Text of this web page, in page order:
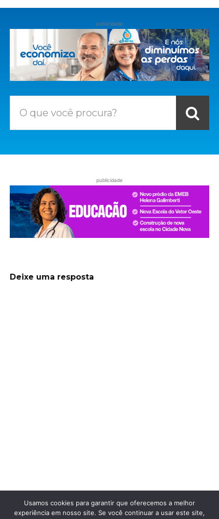
publicidade
O que você procura?
publicidade
Deixe uma resposta
Usamos cookies para garantir que oferecemos a melhor
experiência em nosso site. Se você continuar a usar este site,